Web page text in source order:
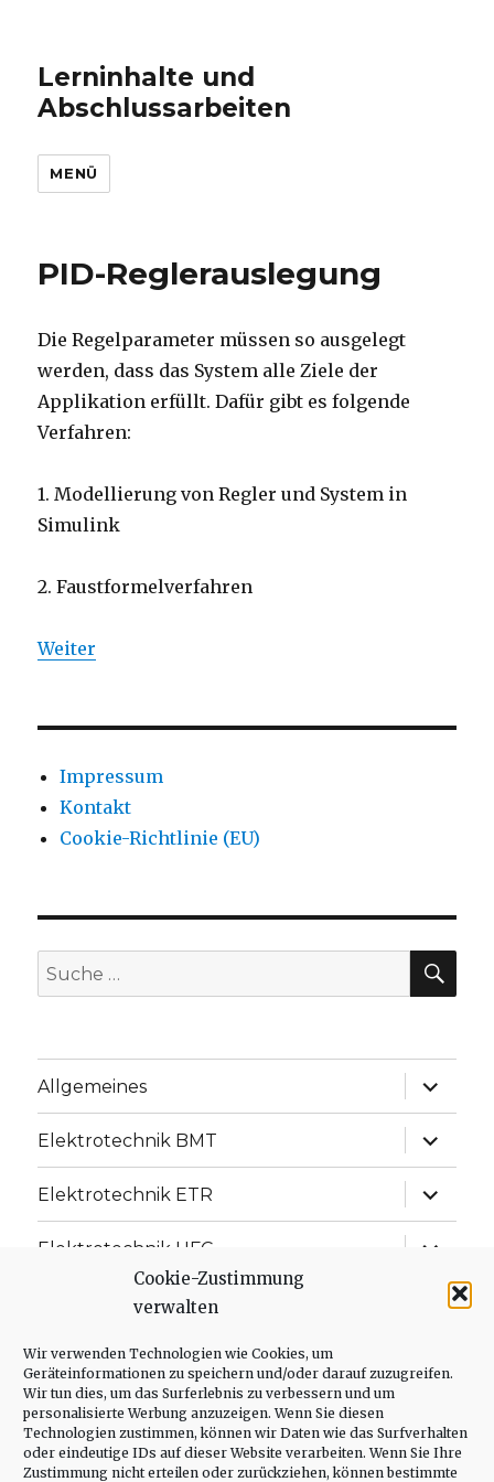
Cookie-Zustimmung
verwalten
Wir verwenden Technologien wie Cookies, um
Geräteinformationen zu speichern und/oder darauf zuzugreifen.
Wir tun dies, um das Surferlebnis zu verbessern und um
personalisierte Werbung anzuzeigen. Wenn Sie diesen
Technologien zustimmen, können wir Daten wie das Surfverhalten
oder eindeutige IDs auf dieser Website verarbeiten. Wenn Sie Ihre
Zustimmung nicht erteilen oder zurückziehen, können bestimmte
Lerninhalte und
Abschlussarbeiten
MENÜ
PID-Reglerauslegung
Die Regelparameter müssen so ausgelegt
werden, dass das System alle Ziele der
Applikation erfüllt. Dafür gibt es folgende
Verfahren:
1. Modellierung von Regler und System in
Simulink
2. Faustformelverfahren
Weiter
Impressum
Kontakt
Cookie-Richtlinie (EU)
Suche
nach:
Allgemeines
Elektrotechnik BMT
Elektrotechnik ETR
Elektrotechnik UFC
Elektrotechnik ISD
Messtechnik
Regelungstechnik
Leistungselektronik